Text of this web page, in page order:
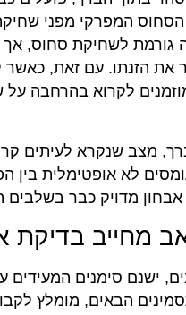
המפרקי מפני שחיקה
גורמת לשחיקת סחוס,
הזנתו. עם זאת, כאשר
לקרוא בהרחבה על
מצב שנקרא לעיתים
לא אופטימלית בין
מדויק כבר בשלבים
מחייב בדיקת
ישנם סימנים
הבאים, מומלץ